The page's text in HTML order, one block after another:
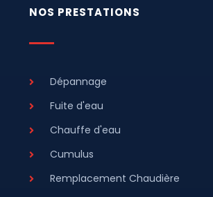
NOS PRESTATIONS
Dépannage
Fuite d'eau
Chauffe d'eau
Cumulus
Remplacement Chaudière